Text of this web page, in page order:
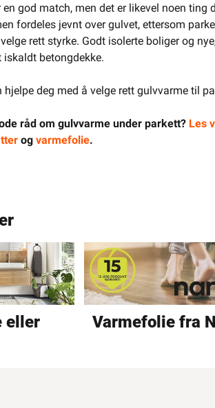
en god match, men det er likevel noen
fordeles jevnt over gulvet, ettersom
rett styrke. Godt isolerte boliger og
betongdekke.
hjelpe deg med å velge rett gulvvarme til
råd om gulvvarme under parkett? Les
og varmefolie.
eller
Varmefolie fra